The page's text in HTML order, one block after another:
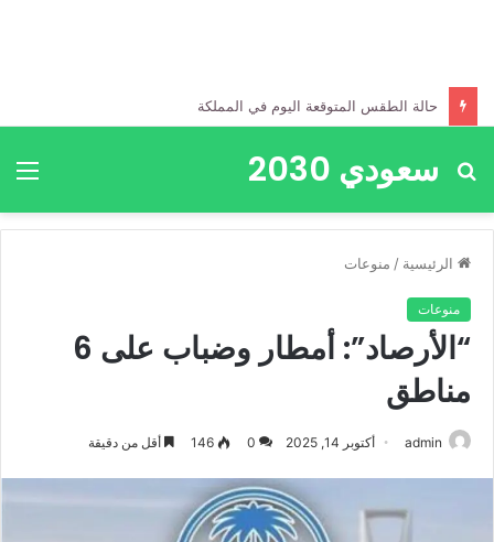
حالة الطقس المتوقعة اليوم في المملكة
سعودي 2030
بحث
الرئيسية / منوعات
منوعات
“الأرصاد”: أمطار وضباب على 6
مناطق
admin أكتوبر 14, 2025 0
146 أقل من دقيقة